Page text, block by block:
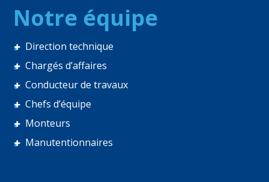
Notre équipe
Direction technique
Chargés d’affaires
Conducteur de travaux
Chefs d’équipe
Monteurs
Manutentionnaires